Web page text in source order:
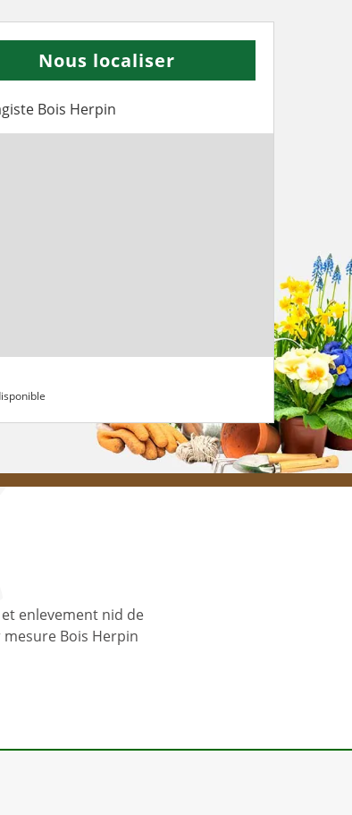
Nous localiser
Bois Herpin
enlevement nid de
Bois Herpin